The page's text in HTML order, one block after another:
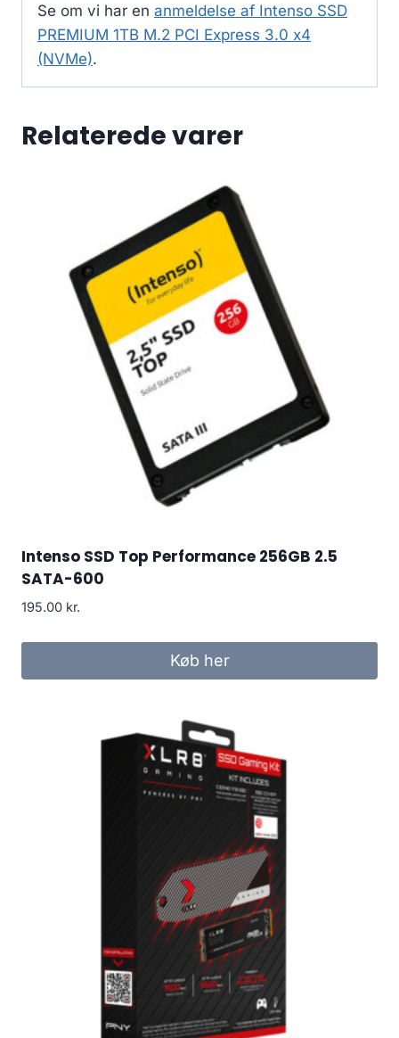
Se om vi har en anmeldelse af Intenso SSD
PREMIUM 1TB M.2 PCI Express 3.0 x4
(NVMe).
Relaterede varer
Intenso SSD Top Performance 256GB 2.5
SATA-600
195.00 kr.
Køb her